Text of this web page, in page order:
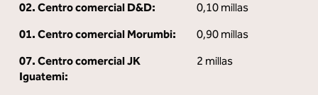
02. Centro comercial D&D:
0,10 millas
01. Centro comercial Morumbi:
0,90 millas
07. Centro comercial JK
Iguatemi:
2 millas